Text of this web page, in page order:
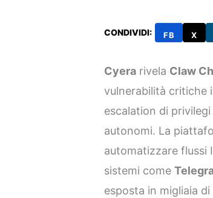
CONDIVIDI: FB X
Cyera rivela Claw
vulnerabilità critiche
escalation di
autonomi. La
automatizzare flussi
sistemi come
esposta in migliaia